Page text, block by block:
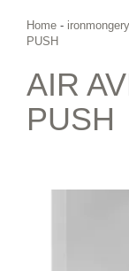
Home - ironmongery
PUSH
AIR
PUSH